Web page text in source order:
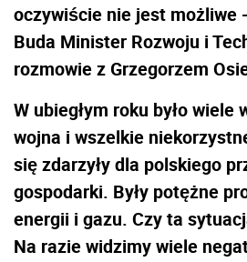
oczywiście nie jest możliwe
Buda Minister Rozwoju i
rozmowie z Grzegorzem
W ubiegłym roku było wiele
wojna i wszelkie
się zdarzyły dla polskiego
gospodarki. Były potężne
energii i gazu. Czy ta
Na razie widzimy wiele